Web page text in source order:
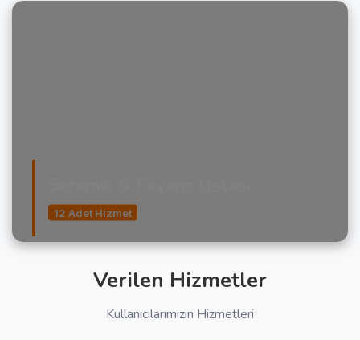
12 Adet Hizmet
Verilen Hizmetler
Kullanıcılarımızın Hizmetleri